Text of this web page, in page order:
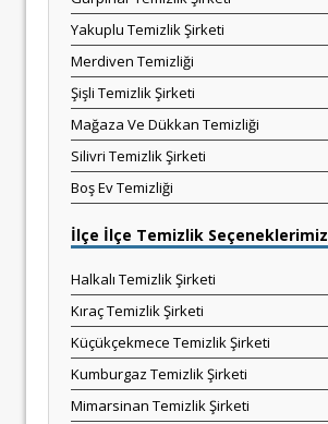
Yakuplu Temizlik Şirketi
Merdiven Temizliği
Şişli Temizlik Şirketi
Mağaza Ve Dükkan Temizliği
Silivri Temizlik Şirketi
Boş Ev Temizliği
İlçe İlçe Temizlik Seçeneklerimiz
Halkalı Temizlik Şirketi
Kıraç Temizlik Şirketi
Küçükçekmece Temizlik Şirketi
Kumburgaz Temizlik Şirketi
Mimarsinan Temizlik Şirketi